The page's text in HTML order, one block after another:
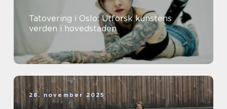
Tatovering i Oslo: Utforsk kunstens
verden i hovedstaden
28. november 2025